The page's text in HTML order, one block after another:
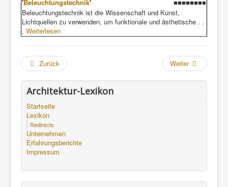
'Beleuchtungstechnik'
■■■■■■■■
Beleuchtungstechnik ist die Wissenschaft und Kunst,
Lichtquellen zu verwenden, um funktionale und ästhetische . .
. Weiterlesen
Zurück Weiter
Architektur-Lexikon
Startseite
Lexikon
Redirects
Unternehmen
Erfahrungsberichte
Impressum